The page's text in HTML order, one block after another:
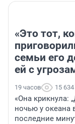
«Это тот,
семьи его
ей с
19 часов 15 634
«Она крикнула:
ночью у океана
последние